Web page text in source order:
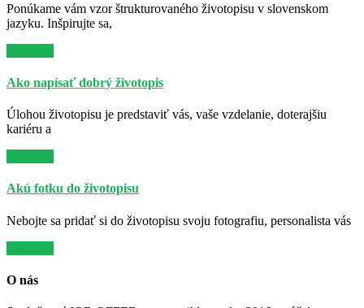
Ponúkame vám vzor štrukturovaného životopisu v slovenskom
jazyku. Inšpirujte sa,
Ako napísať dobrý životopis
Úlohou životopisu je predstaviť vás, vaše vzdelanie, doterajšiu
kariéru a
Akú fotku do životopisu
Nebojte sa pridať si do životopisu svoju fotografiu, personalista vás
O nás